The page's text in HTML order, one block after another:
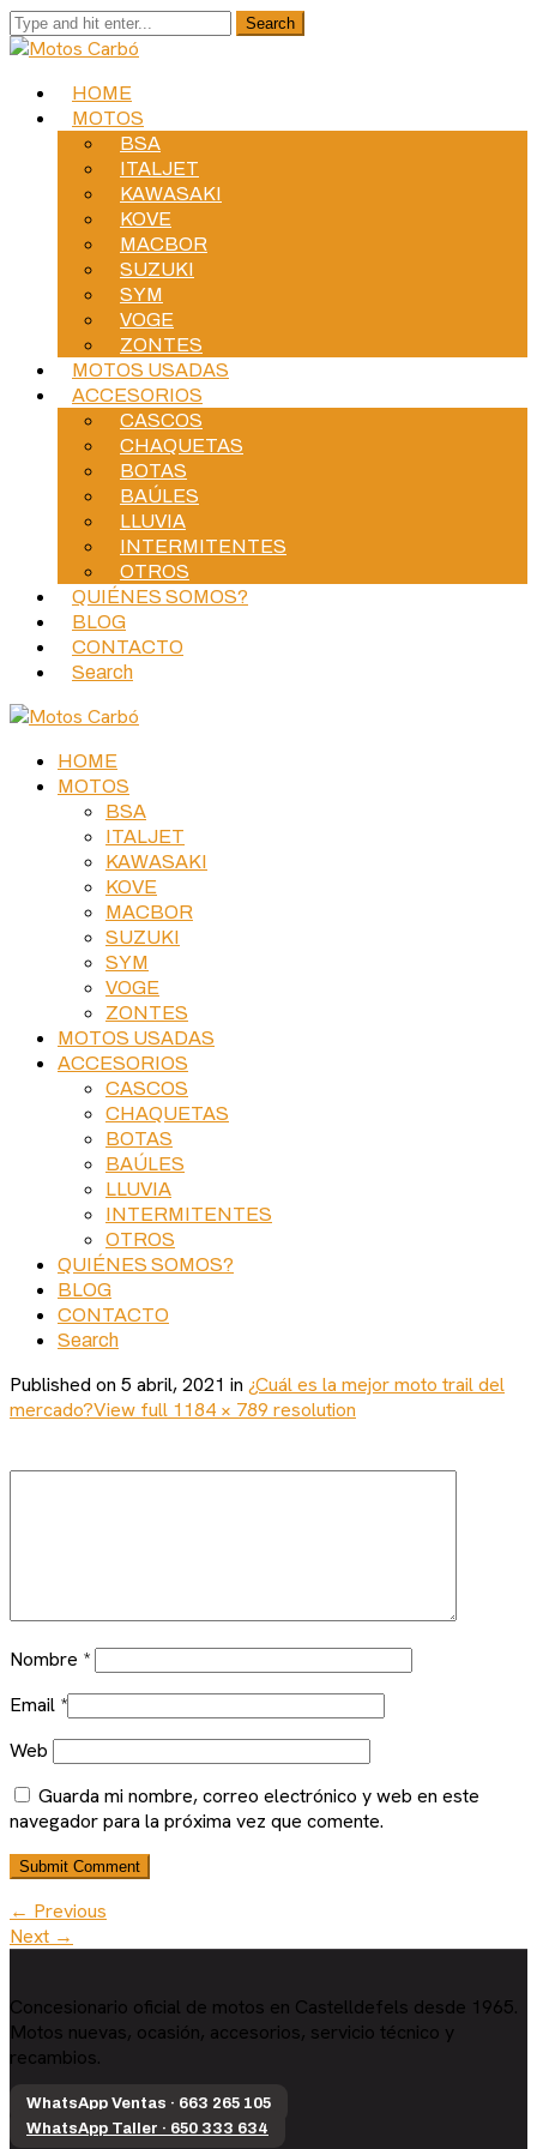
HOME
MOTOS
BSA
ITALJET
KAWASAKI
KOVE
MACBOR
SUZUKI
SYM
VOGE
ZONTES
MOTOS USADAS
ACCESORIOS
CASCOS
CHAQUETAS
BOTAS
BAÚLES
LLUVIA
INTERMITENTES
OTROS
QUIÉNES SOMOS?
BLOG
CONTACTO
Search
HOME
MOTOS
BSA
ITALJET
KAWASAKI
KOVE
MACBOR
SUZUKI
SYM
VOGE
ZONTES
MOTOS USADAS
ACCESORIOS
CASCOS
CHAQUETAS
BOTAS
BAÚLES
LLUVIA
INTERMITENTES
OTROS
QUIÉNES SOMOS?
BLOG
CONTACTO
Search
Published on 5 abril, 2021 in ¿Cuál es la mejor moto trail del
mercado?View full 1184 × 789 resolution
Nombre *
Email *
Web
Guarda mi nombre, correo electrónico y web en este
navegador para la próxima vez que comente.
← Previous
Next →
Concesionario oficial de motos en Castelldefels desde 1965.
Motos nuevas, ocasión, accesorios, servicio técnico y
recambios.
WhatsApp Ventas · 663 265 105
WhatsApp Taller · 650 333 634